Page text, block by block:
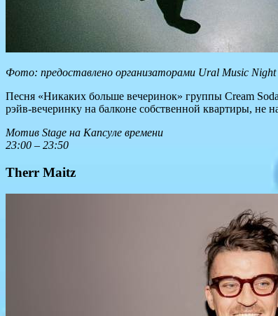
Фото: предоставлено организаторами Ural Music Night
Песня «Никаких больше вечеринок» группы Cream
рэйв-вечеринку на балконе собственной квартиры, не
Mотив Stage на Капсуле времени
23:00 – 23:50
Therr Maitz